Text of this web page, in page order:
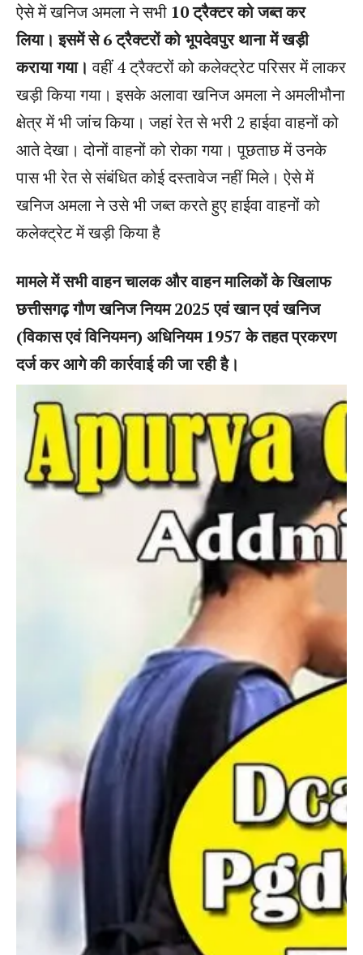
ऐसे में खनिज अमला ने सभी 10 ट्रैक्टर को जब्त कर
लिया। इसमें से 6 ट्रैक्टरों को भूपदेवपुर थाना में खड़ी
कराया गया। वहीं 4 ट्रैक्टरों को कलेक्ट्रेट परिसर में लाकर
खड़ी किया गया। इसके अलावा खनिज अमला ने अमलीभौना
क्षेत्र में भी जांच किया। जहां रेत से भरी 2 हाईवा वाहनों को
आते देखा। दोनों वाहनों को रोका गया। पूछताछ में उनके
पास भी रेत से संबंधित कोई दस्तावेज नहीं मिले। ऐसे में
खनिज अमला ने उसे भी जब्त करते हुए हाईवा वाहनों को
कलेक्ट्रेट में खड़ी किया है
मामले में सभी वाहन चालक और वाहन मालिकों के खिलाफ
छत्तीसगढ़ गौण खनिज नियम 2025 एवं खान एवं खनिज
(विकास एवं विनियमन) अधिनियम 1957 के तहत प्रकरण
दर्ज कर आगे की कार्रवाई की जा रही है।